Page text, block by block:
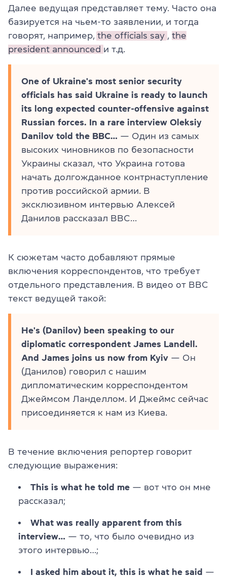
Далее ведущая представляет тему. Часто она
базируется на чьем-то заявлении, и тогда
говорят, например, the officials say
the
president announced и т.д.
One of Ukraine's most senior security
officials has said Ukraine is ready to launch
its long expected counter-offensive against
Russian forces. In a rare interview Oleksiy
Danilov told the BBC… — Один из самых
высоких чиновников по безопасности
Украины сказал, что Украина готова
начать долгожданное контрнаступление
против российской армии. В
эксклюзивном интервью Алексей
Данилов рассказал BBC…
К сюжетам часто добавляют прямые
включения корреспондентов, что требует
отдельного представления. В видео от BBC
текст ведущей такой:
He's (Danilov) been speaking to our
diplomatic correspondent James Landell.
And James joins us now from Kyiv — Он
(Данилов) говорил с нашим
дипломатическим корреспондентом
Джеймсом Ланделлом. И Джеймс сейчас
присоединяется к нам из Киева.
В течение включения репортер говорит
следующие выражения:
This is what he told me — вот что он мне
рассказал;
What was really apparent from this
interview… — то, что было очевидно из
этого интервью…;
I asked him about it, this is what he said —